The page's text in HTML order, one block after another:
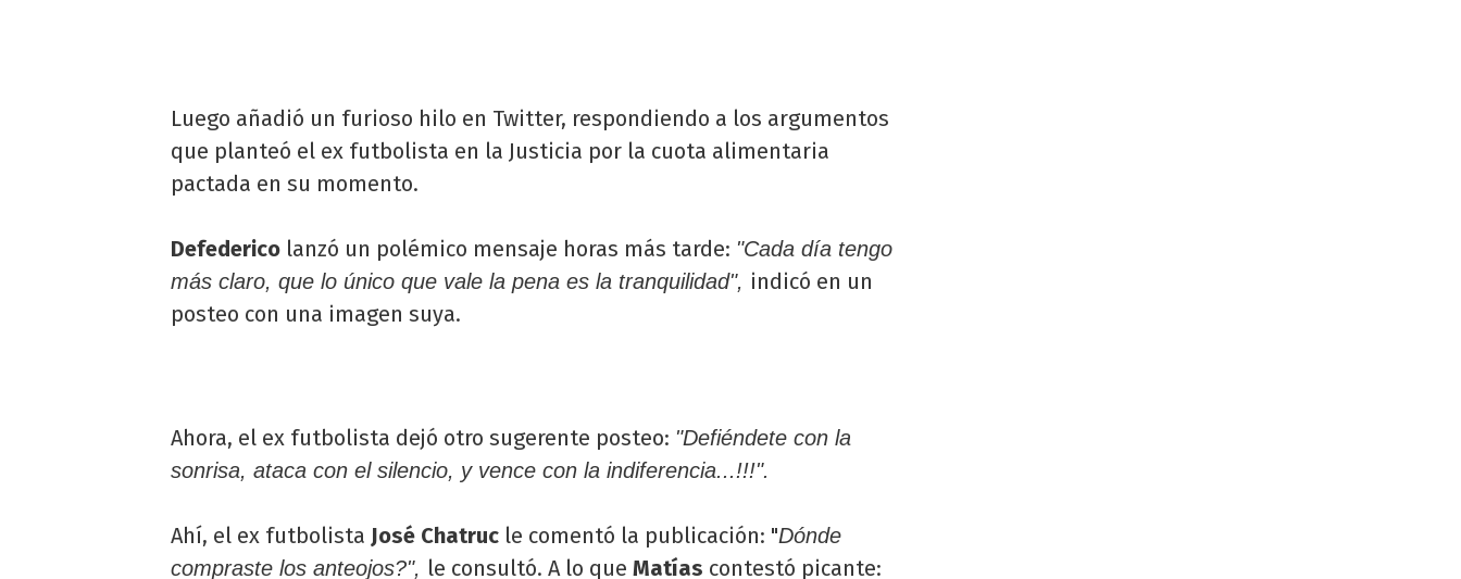
Luego añadió un furioso hilo en Twitter, respondiendo a los argumentos
que planteó el ex futbolista en la Justicia por la cuota alimentaria
pactada en su momento.
Defederico lanzó un polémico mensaje horas más tarde: "Cada día tengo
más claro, que lo único que vale la pena es la tranquilidad", indicó en un
posteo con una imagen suya.
Ahora, el ex futbolista dejó otro sugerente posteo: "Defiéndete con la
sonrisa, ataca con el silencio, y vence con la indiferencia...!!!".
Ahí, el ex futbolista José Chatruc le comentó la publicación: "Dónde
compraste los anteojos?", le consultó. A lo que Matías contestó picante: